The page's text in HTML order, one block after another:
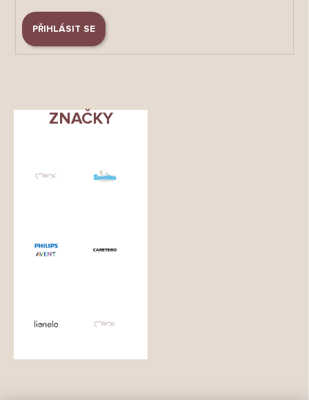
PŘIHLÁSIT SE
ZNAČKY